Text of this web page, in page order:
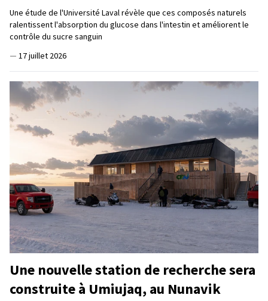
Une étude de l'Université Laval révèle que ces composés naturels
ralentissent l'absorption du glucose dans l'intestin et améliorent le
contrôle du sucre sanguin
— 17 juillet 2026
Une nouvelle station de recherche sera
construite à Umiujaq, au Nunavik